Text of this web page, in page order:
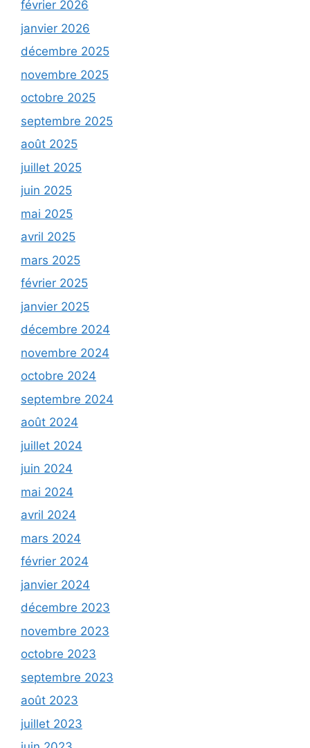
février 2026
janvier 2026
décembre 2025
novembre 2025
octobre 2025
septembre 2025
août 2025
juillet 2025
juin 2025
mai 2025
avril 2025
mars 2025
février 2025
janvier 2025
décembre 2024
novembre 2024
octobre 2024
septembre 2024
août 2024
juillet 2024
juin 2024
mai 2024
avril 2024
mars 2024
février 2024
janvier 2024
décembre 2023
novembre 2023
octobre 2023
septembre 2023
août 2023
juillet 2023